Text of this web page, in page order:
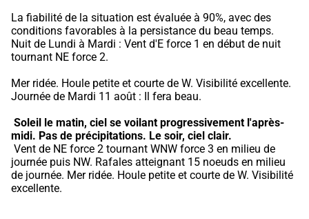
La fiabilité de la situation est évaluée à 90%, avec des
conditions favorables à la persistance du beau temps.
Nuit de Lundi à Mardi : Vent d'E force 1 en début de nuit
tournant NE force 2.
Mer ridée. Houle petite et courte de W. Visibilité excellente.
Journée de Mardi 11 août : Il fera beau.
Soleil le matin, ciel se voilant progressivement l'après-
midi. Pas de précipitations. Le soir, ciel clair.
journée puis NW. Rafales atteignant 15 noeuds en milieu
de journée. Mer ridée. Houle petite et courte de W. Visibilité
excellente.